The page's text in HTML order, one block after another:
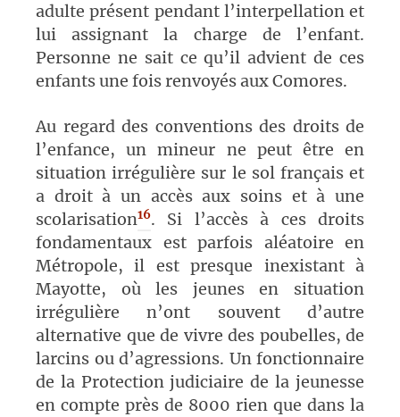
adulte présent pendant l’interpellation et
lui assignant la charge de l’enfant.
Personne ne sait ce qu’il advient de ces
enfants une fois renvoyés aux Comores.
Au regard des conventions des droits de
l’enfance, un mineur ne peut être en
situation irrégulière sur le sol français et
a droit à un accès aux soins et à une
scolarisation16. Si l’accès à ces droits
fondamentaux est parfois aléatoire en
Métropole, il est presque inexistant à
Mayotte, où les jeunes en situation
irrégulière n’ont souvent d’autre
alternative que de vivre des poubelles, de
larcins ou d’agressions. Un fonctionnaire
de la Protection judiciaire de la jeunesse
en compte près de 8000 rien que dans la